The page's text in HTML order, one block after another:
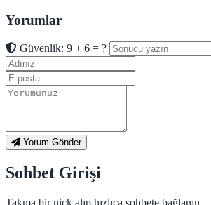
Yorumlar
Güvenlik: 9 + 6 = ?
Yorum Gönder
Sohbet Girişi
Takma bir nick alıp hızlıca sohbete bağlanın.